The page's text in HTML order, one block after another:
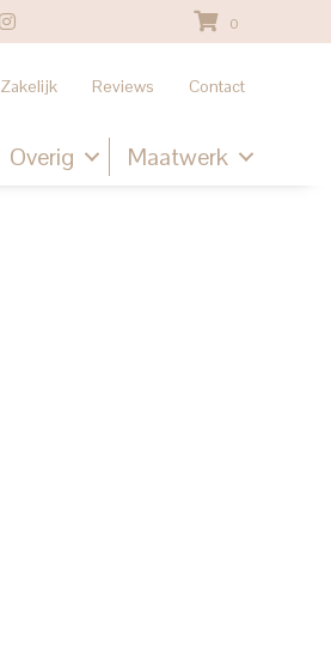
0
Zakelijk Reviews Contact
Overig Maatwerk